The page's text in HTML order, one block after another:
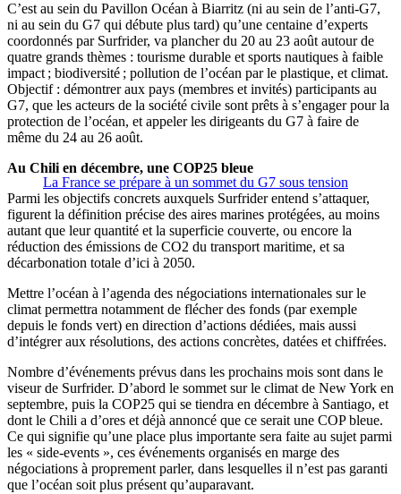
C’est au sein du Pavillon Océan à Biarritz (ni au sein de l’anti-G7,
ni au sein du G7 qui débute plus tard) qu’une centaine d’experts
coordonnés par Surfrider, va plancher du 20 au 23 août autour de
quatre grands thèmes : tourisme durable et sports nautiques à faible
impact ; biodiversité ; pollution de l’océan par le plastique, et climat.
Objectif : démontrer aux pays (membres et invités) participants au
G7, que les acteurs de la société civile sont prêts à s’engager pour la
protection de l’océan, et appeler les dirigeants du G7 à faire de
même du 24 au 26 août.
La France se prépare à un sommet du G7 sous tension
Au Chili en décembre, une COP25 bleue
Parmi les objectifs concrets auxquels Surfrider entend s’attaquer,
figurent la définition précise des aires marines protégées, au moins
autant que leur quantité et la superficie couverte, ou encore la
réduction des émissions de CO2 du transport maritime, et sa
décarbonation totale d’ici à 2050.
Mettre l’océan à l’agenda des négociations internationales sur le
climat permettra notamment de flécher des fonds (par exemple
depuis le fonds vert) en direction d’actions dédiées, mais aussi
d’intégrer aux résolutions, des actions concrètes, datées et chiffrées.
Nombre d’événements prévus dans les prochains mois sont dans le
viseur de Surfrider. D’abord le sommet sur le climat de New York en
septembre, puis la COP25 qui se tiendra en décembre à Santiago, et
dont le Chili a d’ores et déjà annoncé que ce serait une COP bleue.
Ce qui signifie qu’une place plus importante sera faite au sujet parmi
les « side-events », ces événements organisés en marge des
négociations à proprement parler, dans lesquelles il n’est pas garanti
que l’océan soit plus présent qu’auparavant.